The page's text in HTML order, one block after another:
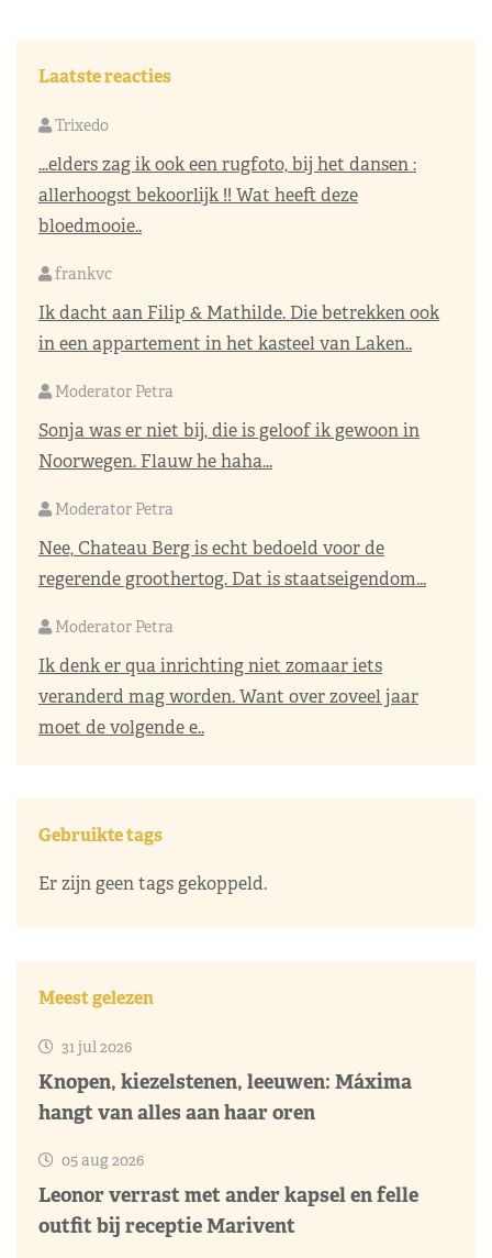
Laatste reacties
Trixedo
...elders zag ik ook een rugfoto, bij het dansen :
allerhoogst bekoorlijk !! Wat heeft deze
bloedmooie..
frankvc
Ik dacht aan Filip & Mathilde. Die betrekken ook
in een appartement in het kasteel van Laken..
Moderator Petra
Sonja was er niet bij, die is geloof ik gewoon in
Noorwegen. Flauw he haha...
Moderator Petra
Nee, Chateau Berg is echt bedoeld voor de
regerende groothertog. Dat is staatseigendom...
Moderator Petra
Ik denk er qua inrichting niet zomaar iets
veranderd mag worden. Want over zoveel jaar
moet de volgende e..
Gebruikte tags
Er zijn geen tags gekoppeld.
Meest gelezen
31 jul 2026
Knopen, kiezelstenen, leeuwen: Máxima
hangt van alles aan haar oren
05 aug 2026
Leonor verrast met ander kapsel en felle
outfit bij receptie Marivent